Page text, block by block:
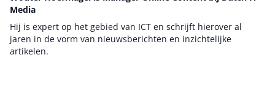
Media
Hij is expert op het gebied van ICT en schrijft hierover al
jaren in de vorm van nieuwsberichten en inzichtelijke
artikelen.